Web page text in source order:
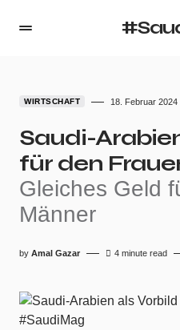
WIRTSCHAFT 18. Februar 2024
Saudi-
für den
Gleiches Geld
Männer
by Amal Gazar 4 minute read